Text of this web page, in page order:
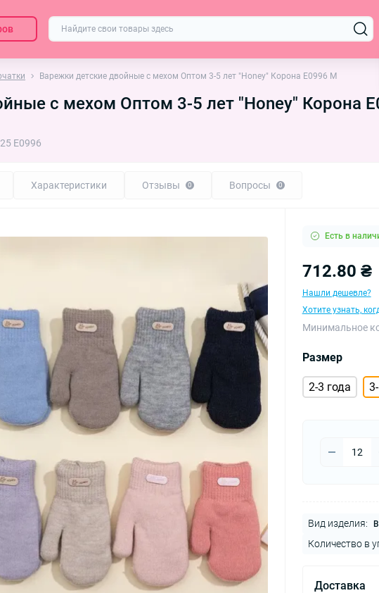
Варежки детские двойные с мехом Оптом 3-5 лет "Honey" Корона E0996 M
с мехом Оптом 3-5 лет "Honey" Корона
E0996
Характеристики Отзывы 0 Вопросы 0
Есть в
712.80 ₴
Нашли дешевле?
Хотите узнать,
Минимальное
Размер
2-3 года
Вид изделия:
Количество в
Доставка